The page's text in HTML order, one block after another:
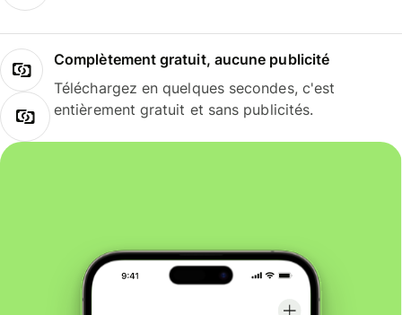
Complètement gratuit, aucune publicité
Téléchargez en quelques secondes, c'est
entièrement gratuit et sans publicités.